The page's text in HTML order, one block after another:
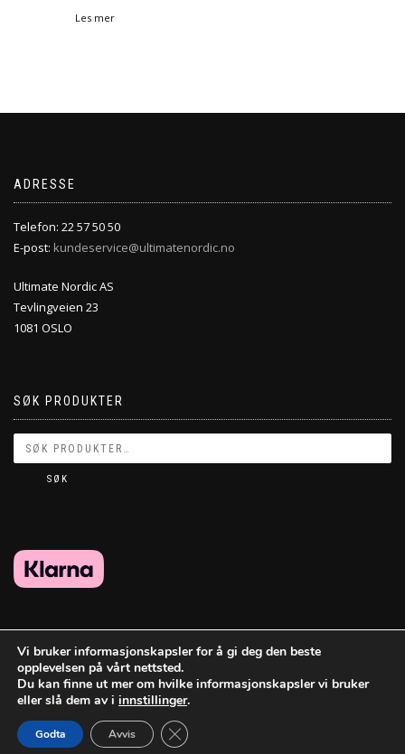
Les mer
ADRESSE
Telefon: 22 57 50 50
E-post: kundeservice@ultimatenordic.no
Ultimate Nordic AS
Tevlingveien 23
1081 OSLO
SØK PRODUKTER
SØK
Vi bruker informasjonskapsler for å gi deg den beste
opplevelsen på vårt nettsted.
Du kan finne ut mer om hvilke informasjonskapsler vi bruker
eller slå dem av i innstillinger.
Godta Avvis Lukk GDPR Infokapsel-banner